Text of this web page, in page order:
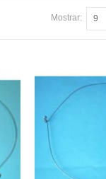
Mostrar: 9